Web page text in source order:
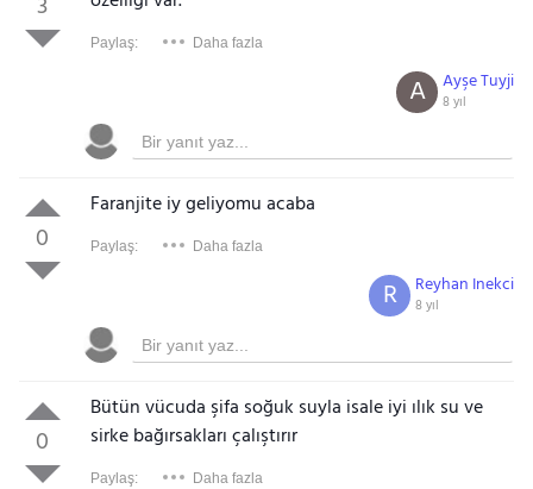
Paylaş: Daha fazla
Ayşe Tuyji
8 yıl
A
0
Faranjite iy geliyomu acaba
Paylaş: Daha fazla
Reyhan Inekci
8 yıl
R
0
Bütün vücuda şifa soğuk suyla isale iyi ılık su ve
sirke bağırsakları çalıştırır
Paylaş: Daha fazla